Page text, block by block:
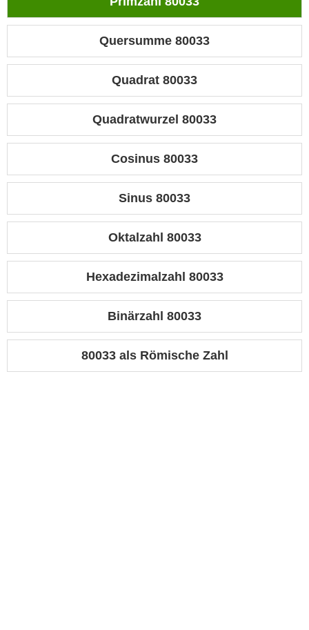
Quersumme 80033
Quadrat 80033
Quadratwurzel 80033
Cosinus 80033
Sinus 80033
Oktalzahl 80033
Hexadezimalzahl 80033
Binärzahl 80033
80033 als Römische Zahl